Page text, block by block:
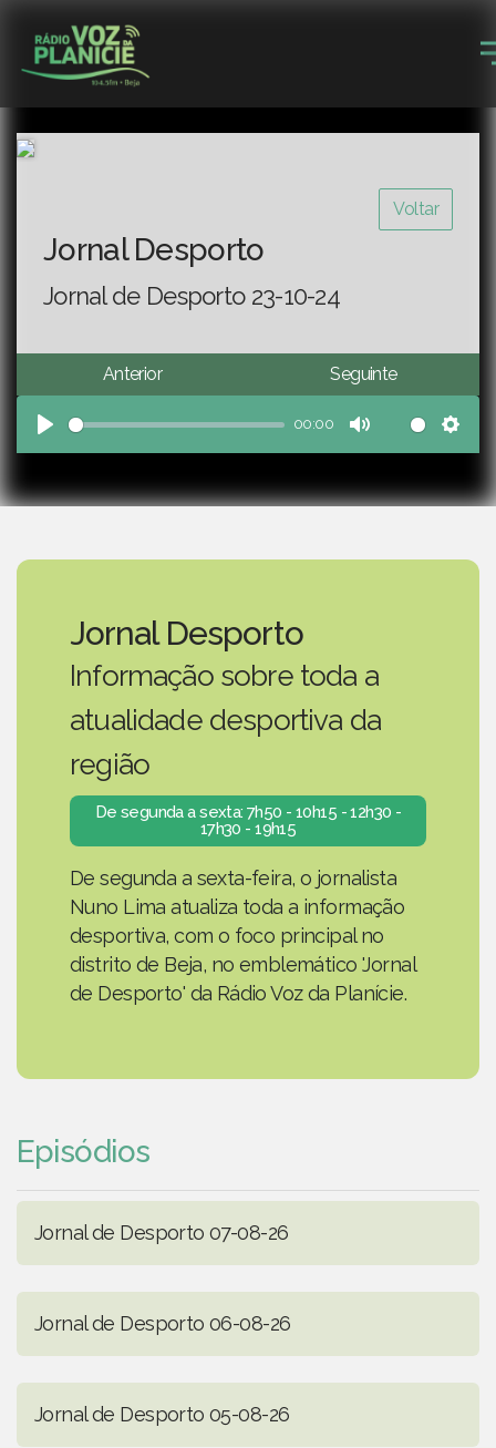
Voltar
Jornal Desporto
Jornal de Desporto 23-10-24
Anterior Seguinte
Play
00:00
Mute
Jornal Desporto
Informação sobre toda a
atualidade desportiva da
região
De segunda a sexta: 7h50 - 10h15 - 12h30 -
17h30 - 19h15
De segunda a sexta-feira, o jornalista
Nuno Lima atualiza toda a informação
desportiva, com o foco principal no
distrito de Beja, no emblemático 'Jornal
de Desporto' da Rádio Voz da Planície.
Episódios
Jornal de Desporto 07-08-26
Jornal de Desporto 06-08-26
Jornal de Desporto 05-08-26